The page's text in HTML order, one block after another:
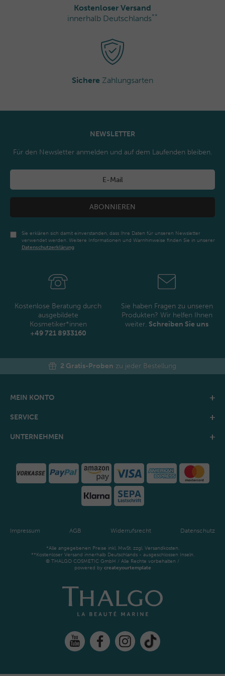
Kostenloser Versand
innerhalb Deutschlands**
Sichere Zahlungsarten
NEWSLETTER
Für den Newsletter anmelden und auf dem Laufenden bleiben.
ABONNIEREN
Sie erklären sich damit einverstanden, dass Ihre Daten für unseren Newsletter
verwendet werden. Weitere Informationen und Warnhinweise finden Sie in unserer
Daten­schutz­erklärung
Kostenlose Beratung durch
ausgebildete
Kosmetiker*innen
+49 721 8933160
Sie haben Fragen zu unseren
Produkten? Wir helfen Ihnen
weiter. Schreiben Sie uns
2 Gratis-Proben zu jeder Bestellung
MEIN KONTO
SERVICE
UNTERNEHMEN
Impressum AGB Widerrufsrecht Datenschutz
*Alle angegebenen Preise inkl. MwSt. zzgl. Versandkosten.
**Kostenloser Versand innerhalb Deutschlands - ausgeschlossen Inseln.
© THALGO COSMETIC GmbH / Alle Rechte vorbehalten /
powered by createyourtemplate